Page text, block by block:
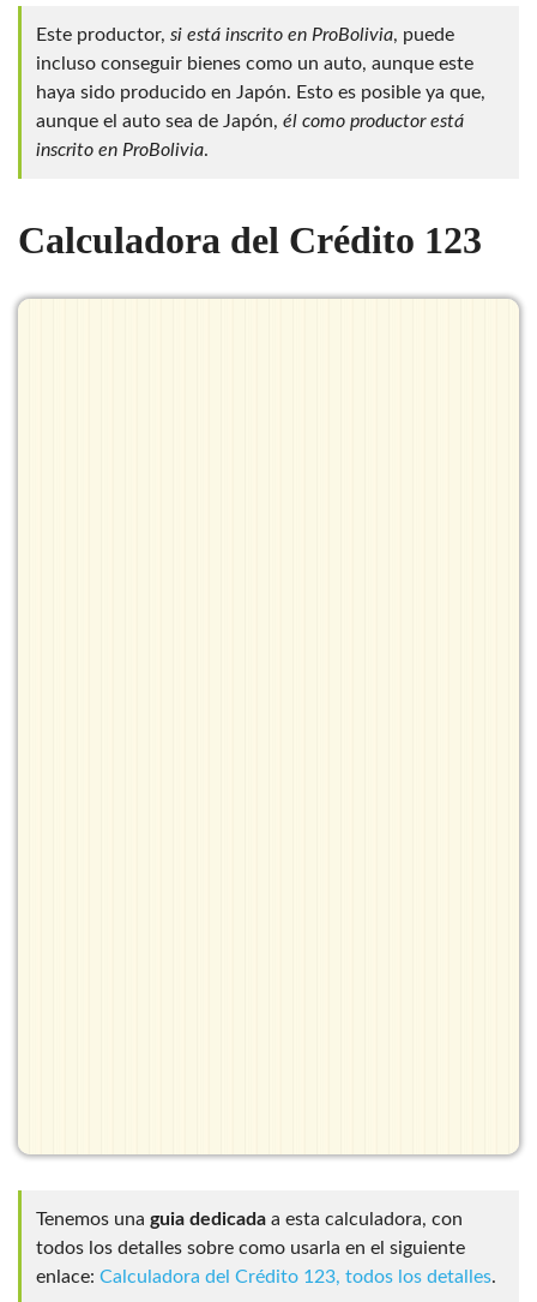
Este productor, si está inscrito en ProBolivia, puede
incluso conseguir bienes como un auto, aunque este
haya sido producido en Japón. Esto es posible ya que,
aunque el auto sea de Japón, él como productor está
inscrito en ProBolivia.
Calculadora del Crédito 123
Tenemos una guia dedicada a esta calculadora, con
todos los detalles sobre como usarla en el siguiente
enlace: Calculadora del Crédito 123, todos los detalles.